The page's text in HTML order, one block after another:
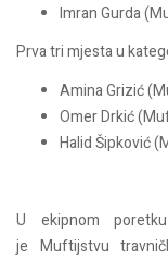
Imran Gurda
Prva tri mjesta u
Amina Grizić
Omer Drkić
Halid Šipković
U ekipnom
je Muftijstvu